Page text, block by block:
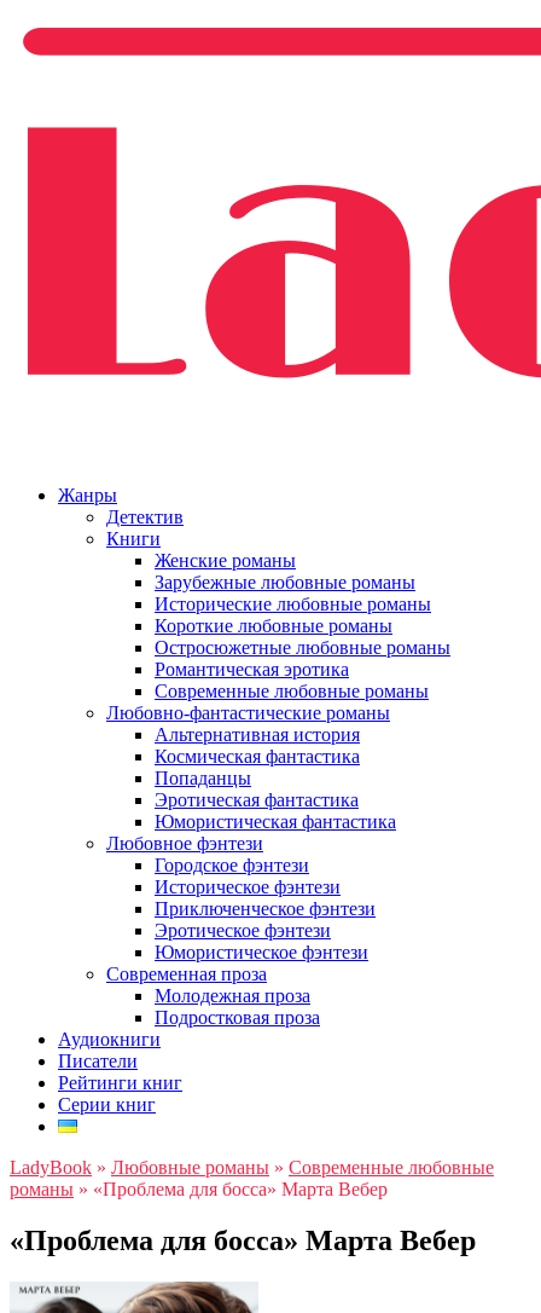
Жанры
Детектив
Книги
Женские романы
Зарубежные любовные романы
Исторические любовные романы
Короткие любовные романы
Остросюжетные любовные романы
Романтическая эротика
Современные любовные романы
Любовно-фантастические романы
Альтернативная история
Космическая фантастика
Попаданцы
Эротическая фантастика
Юмористическая фантастика
Любовное фэнтези
Городское фэнтези
Историческое фэнтези
Приключенческое фэнтези
Эротическое фэнтези
Юмористическое фэнтези
Современная проза
Молодежная проза
Подростковая проза
Аудиокниги
Писатели
Рейтинги книг
Серии книг
LadyBook » Любовные романы » Современные любовные
романы » «Проблема для босса» Марта Вебер
«Проблема для босса» Марта Вебер